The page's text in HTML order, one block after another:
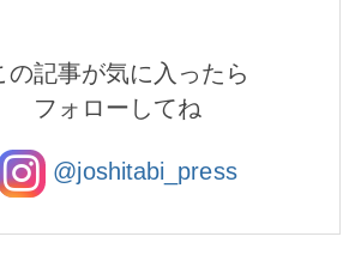
の記事が気に入ったら
フォローしてね
@joshitabi_press